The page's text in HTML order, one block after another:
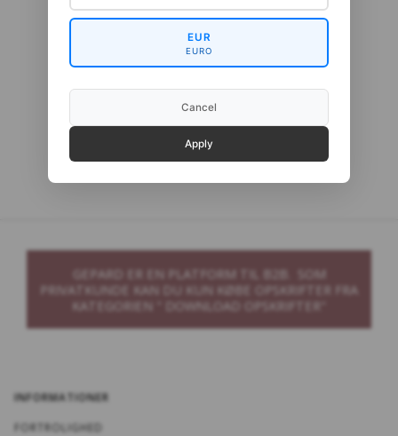
GEPARD ER EN PLATFORM TIL B2B. SOM
PRIVATKUNDE KAN DU KUN KØBE OPSKRIFTER FRA
KATEGORIEN " DOWNLOAD OPSKRIFTER"
INFORMATIONER
FORTROLIGHED
EUR
EURO
Cancel
Apply